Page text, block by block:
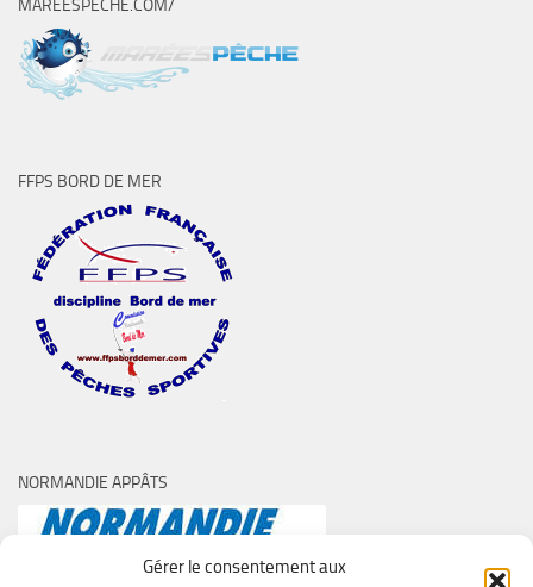
Gérer le consentement aux
MAREESPECHE.COM/
FFPS BORD DE MER
NORMANDIE APPÂTS